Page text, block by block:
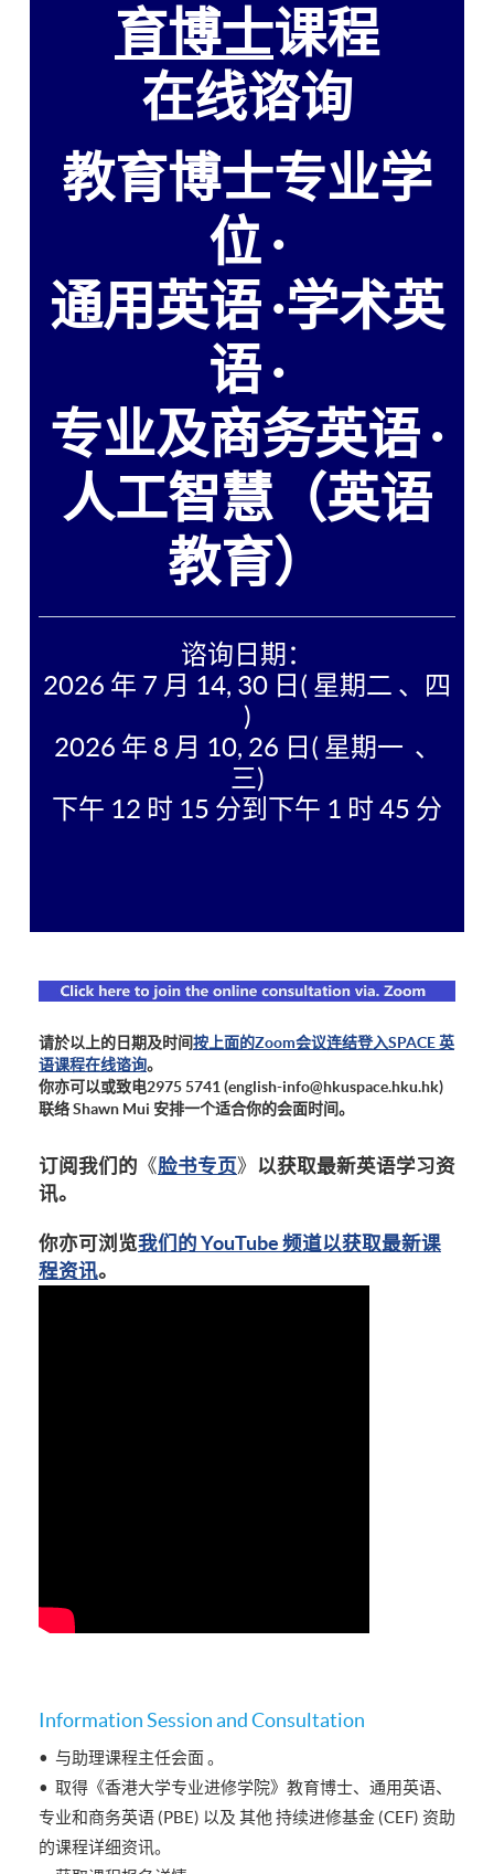
育博士课程
在线谘询
教育博士专业学
位 ·
通用英语 ·学术英
语 ·
专业及商务英语 ·
人工智慧（英语
教育）
谘询日期：
2026 年 7 月 14, 30 日( 星期二 、四
)
2026 年 8 月 10, 26 日( 星期一 、
三)
下午 12 时 15 分到下午 1 时 45 分
请於以上的日期及时间按上面的Zoom会议连结登入SPACE 英
语课程在线谘询。
你亦可以或致电2975 5741 (english-info@hkuspace.hku.hk)
联络 Shawn Mui 安排一个适合你的会面时间。
订阅我们的 《脸书专页》 以获取最新英语学习资
讯。
你亦可浏览我们的 YouTube 频道以获取最新课
程资讯。
Information Session and Consultation
• 与助理课程主任会面 。
• 取得《香港大学专业进修学院》教育博士、通用英语、
专业和商务英语 (PBE) 以及 其他 持续进修基金 (CEF) 资助
的课程详细资讯。